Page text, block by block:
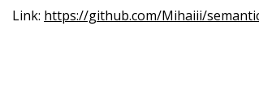
Link: https://github.com/Mihaiii/